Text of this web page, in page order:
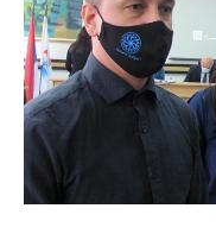
Neka ste Vi građanin
Анонимно2798926
Najbolje da se
Анонимно2798926
Ako tamo već ne